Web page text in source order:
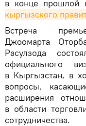
в конце прошлой
кыргызского
Встреча
Джоомарта
Расулзода
официального
в Кыргызстан, в
вопросы,
расширения
в области
сотрудничества.